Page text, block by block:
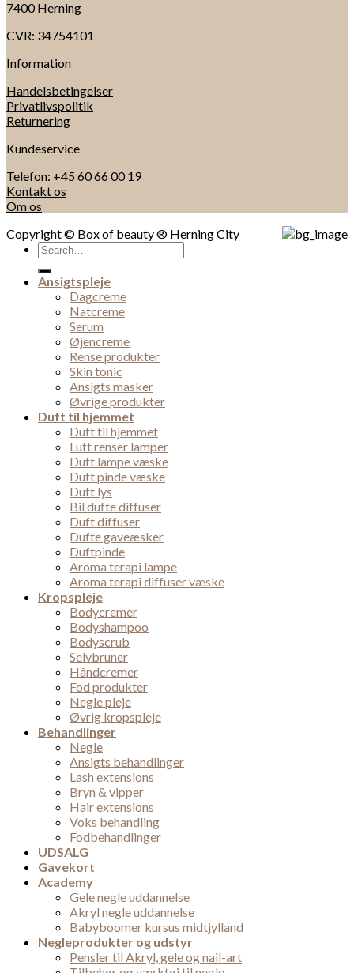
7400 Herning
CVR: 34754101
Information
Handelsbetingelser
Privatlivspolitik
Returnering
Kundeservice
Telefon: +45 60 66 00 19
Kontakt os
Om os
Copyright © Box of beauty ® Herning City
Search
for:
Ansigtspleje
Dagcreme
Natcreme
Serum
Øjencreme
Rense produkter
Skin tonic
Ansigts masker
Øvrige produkter
Duft til hjemmet
Duft til hjemmet
Luft renser lamper
Duft lampe væske
Duft pinde væske
Duft lys
Bil dufte diffuser
Duft diffuser
Dufte gaveæsker
Duftpinde
Aroma terapi lampe
Aroma terapi diffuser væske
Kropspleje
Bodycremer
Bodyshampoo
Bodyscrub
Selvbruner
Håndcremer
Fod produkter
Negle pleje
Øvrig kropspleje
Behandlinger
Negle
Ansigts behandlinger
Lash extensions
Bryn & vipper
Hair extensions
Voks behandling
Fodbehandlinger
UDSALG
Gavekort
Academy
Gele negle uddannelse
Akryl negle uddannelse
Babyboomer kursus midtjylland
Negleprodukter og udstyr
Pensler til Akryl, gele og nail-art